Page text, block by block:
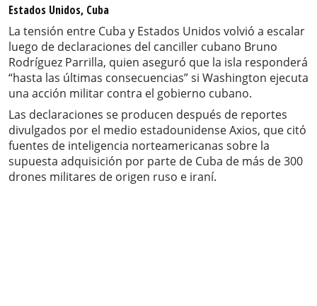
Estados Unidos, Cuba
La tensión entre Cuba y Estados Unidos volvió a escalar
luego de declaraciones del canciller cubano Bruno
Rodríguez Parrilla, quien aseguró que la isla responderá
“hasta las últimas consecuencias” si Washington ejecuta
una acción militar contra el gobierno cubano.
Las declaraciones se producen después de reportes
divulgados por el medio estadounidense Axios, que citó
fuentes de inteligencia norteamericanas sobre la
supuesta adquisición por parte de Cuba de más de 300
drones militares de origen ruso e iraní.